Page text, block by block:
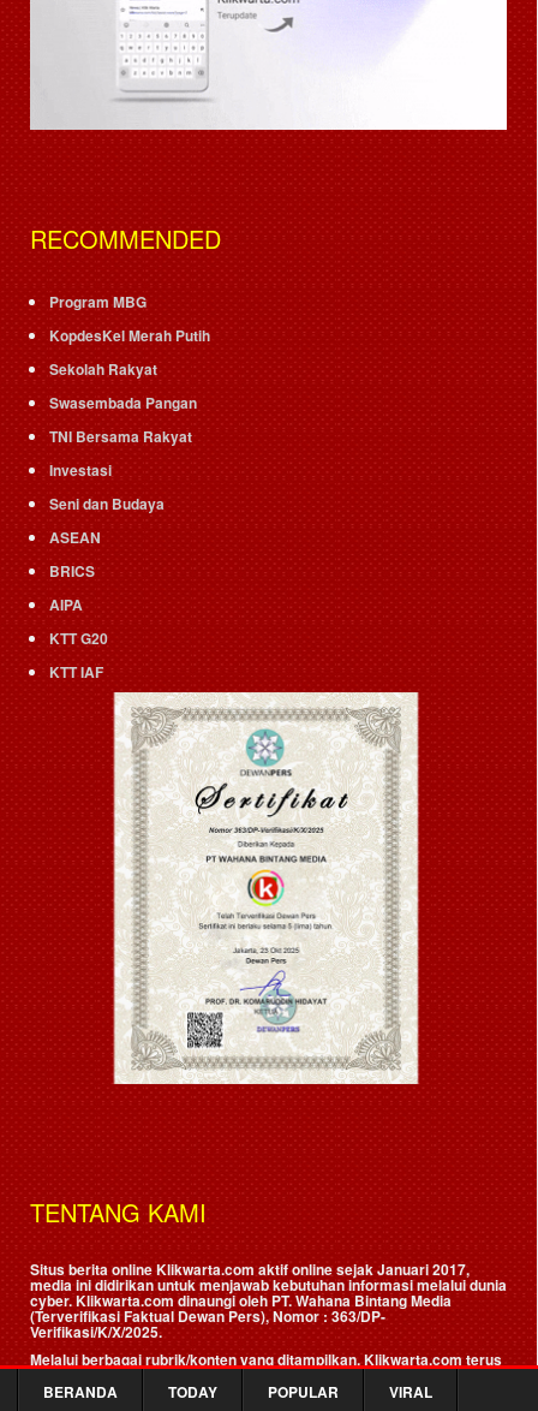
RECOMMENDED
Program MBG
KopdesKel Merah Putih
Sekolah Rakyat
Swasembada Pangan
TNI Bersama Rakyat
Investasi
Seni dan Budaya
ASEAN
BRICS
AIPA
KTT G20
KTT IAF
TENTANG KAMI
Situs berita online Klikwarta.com aktif online sejak Januari 2017,
media ini didirikan untuk menjawab kebutuhan informasi melalui dunia
cyber. Klikwarta.com dinaungi oleh PT. Wahana Bintang Media
(Terverifikasi Faktual Dewan Pers), Nomor : 363/DP-
Verifikasi/K/X/2025.
Melalui berbagai rubrik/konten yang ditampilkan, Klikwarta.com terus
melakukan pembenahan untuk memenuhi kebutuhan pembaca sesuai
kekiniannya.
BERANDA TODAY POPULAR VIRAL